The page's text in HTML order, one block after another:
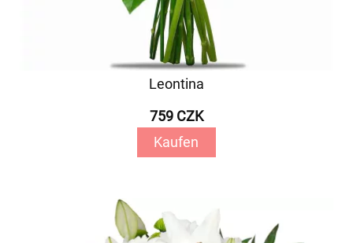
Leontina
759 CZK
Kaufen